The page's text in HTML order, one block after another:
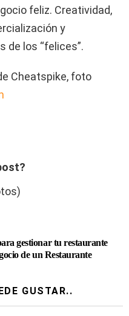
feliz. Creatividad,
y
de los “felices”.
Cheatspike, foto
gestionar tu restaurante
de un Restaurante
GUSTAR..